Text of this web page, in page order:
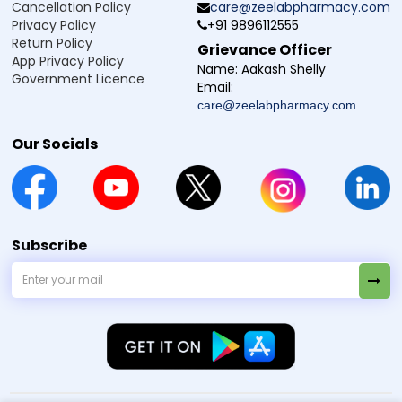
దెబ్బతీస్తుంది. దీని వల్ల బ్యాక్టీరియా బలహీనపడి నశించిపోతాయి,
ఇన్ఫెక్షన్ నియంత్రణలోకి వస్తుంది.
Cloxacillin (250 mg):
beta-lactamase ఎంజైములు ఉత్పత్తి చేసే బ్యాక్టీరియాపై
ప్రభావవంతంగా ఉంటుంది, ఇవి కొన్ని యాంటీబయాటిక్స్‌ను
పనిచేయనివిగా (ineffective) మార్చగలవు. దీని వల్ల రెసిస్టెంట్
బ్యాక్టీరియా వల్ల వచ్చే ఇన్ఫెక్షన్లను చికిత్స చేయడంలో
Lactobacillus (2 Billion Spores):
చెందుతుంది మరియు ఇది
పేగులో సహజంగా ఉండే మంచి
బ్యాక్టీరియా సమతుల్యాన్ని తిరిగి తీసుకురావడంలో సహాయపడే
ప్రయోజనకరమైన బ్యాక్టీరియాగా పరిగణించబడుతుంది. ఇది
associated diarrhoea) ప్రమాదాన్ని తగ్గించడంలో మరియు
చికిత్స సమయంలో జీర్ణక్రియకు సపోర్ట్ ఇవ్వడంలో
సహాయపడవచ్చు.
మొత్తం కలిపి, ఈ కాంబినేషన్ ఇన్ఫెక్షన్‌కు కారణమయ్యే బ్యాక్టీరియాను
కాపాడుతుంది. ఇన్ఫెక్షన్ నియంత్రణలోకి వచ్చినప్పుడు జ్వరం, నొప్పి,
వాపు, అసౌకర్యం వంటి లక్షణాలు క్రమంగా తగ్గుతాయి.
సమర్థవంతమైన చికిత్స కోసం మరియు ఇన్ఫెక్షన్ మళ్లీ రావడం లేదా
Cancellation Policy
Privacy Policy
Return Policy
App Privacy Policy
Government Licence
care@zeelabpharmacy.com
+91 9896112555
Grievance Officer
Name: Aakash Shelly
Email:
care@zeelabpharmacy.com
Our Socials
Subscribe